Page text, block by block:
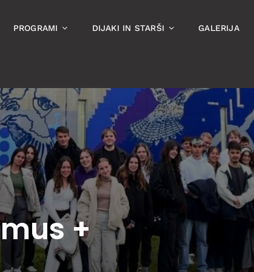
PROGRAMI DIJAKI IN STARŠI GALERIJA
+